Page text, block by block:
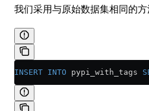
我们采用与原始数据集相同的方
INSERT INTO pypi_with_tags